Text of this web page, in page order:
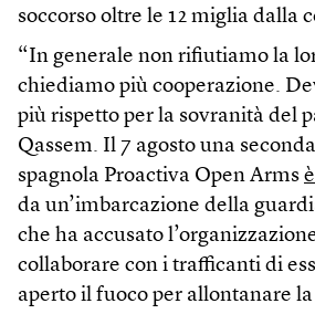
soccorso oltre le 12 miglia dalla
“In generale non rifiutiamo la
chiediamo più cooperazione.
più rispetto per la sovranità del
Qassem. Il 7 agosto una
spagnola Proactiva Open Arms
da un’imbarcazione della
che ha accusato
collaborare con i trafficanti di
aperto il fuoco per allontanare